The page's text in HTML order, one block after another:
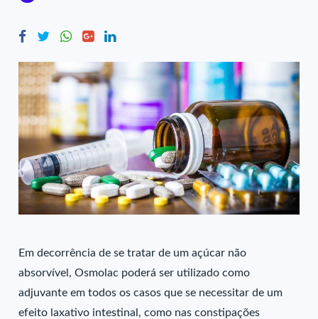
Em decorrência de se tratar de um açúcar não
absorvível, Osmolac poderá ser utilizado como
adjuvante em todos os casos que se necessitar de um
efeito laxativo intestinal, como nas constipações